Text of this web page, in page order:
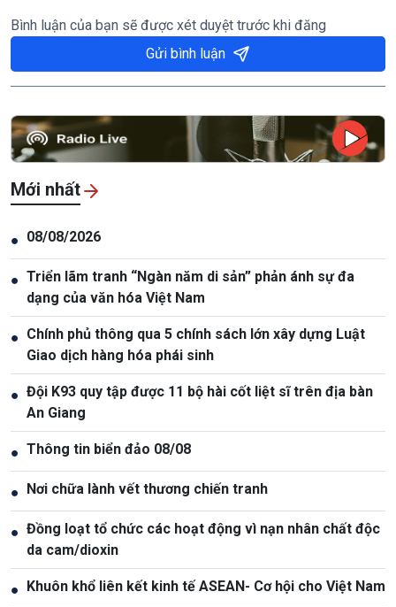
Bình luận của bạn sẽ được xét duyệt trước khi đăng
Gửi bình luận
Mới nhất
● 08/08/2026
● Triển lãm tranh “Ngàn năm di sản” phản ánh sự đa
dạng của văn hóa Việt Nam
● Chính phủ thông qua 5 chính sách lớn xây dựng Luật
Giao dịch hàng hóa phái sinh
● Đội K93 quy tập được 11 bộ hài cốt liệt sĩ trên địa bàn
An Giang
● Thông tin biển đảo 08/08
● Nơi chữa lành vết thương chiến tranh
● Đồng loạt tổ chức các hoạt động vì nạn nhân chất độc
da cam/dioxin
● Khuôn khổ liên kết kinh tế ASEAN- Cơ hội cho Việt Nam